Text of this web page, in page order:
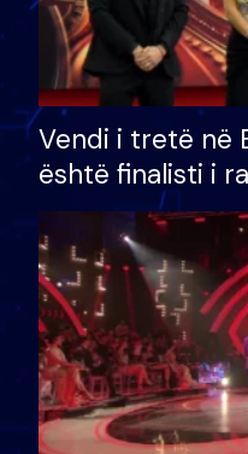
Vendi i tretë në
është finalisti i